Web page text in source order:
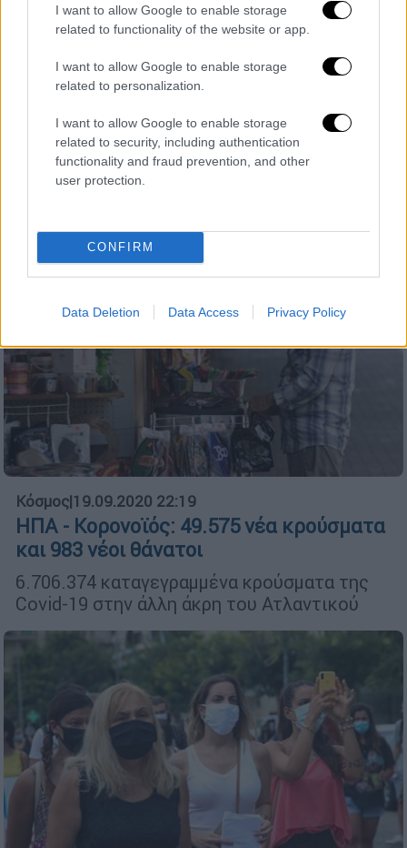
I want to allow Google to enable storage
related to functionality of the website or app.
I want to allow Google to enable storage
related to personalization.
I want to allow Google to enable storage
related to security, including authentication
functionality and fraud prevention, and other
user protection.
CONFIRM
Data Deletion Data Access Privacy Policy
Αθλητισμός|19.09.2020 22:39
Μάνταλος χάρισαν στην ΑΕΚ το πρώτο
Η απόφαση του Καρέρα να ρίξει στον αγώνα
τον Μάνταλο υπήρξε καθοριστική για την
τελική έκβαση του ματς
Κόσμος|19.09.2020 22:19
ΗΠΑ - Κορονοϊός: 49.575 νέα κρούσματα
και 983 νέοι θάνατοι
6.706.374 καταγεγραμμένα κρούσματα της
Covid-19 στην άλλη άκρη του Ατλαντικού